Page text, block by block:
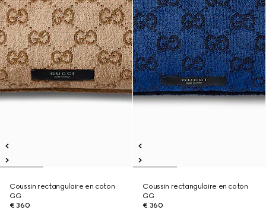
Coussin rectangulaire en coton
GG
€ 360
Coussin rectangulaire en coton
GG
€ 360